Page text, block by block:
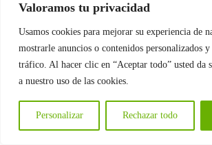
Valoramos tu privacidad
Usamos cookies para mejorar su experiencia de
mostrarle anuncios o contenidos personalizados
tráfico. Al hacer clic en “Aceptar todo” usted da
a nuestro uso de las cookies.
Personalizar Rechazar todo